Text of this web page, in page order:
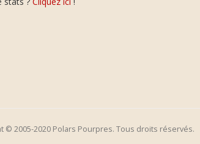
© 2005-2020 Polars Pourpres. Tous droits réservés.